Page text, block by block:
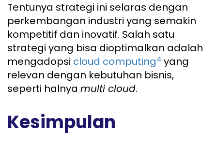
Tentunya strategi ini selaras dengan
perkembangan industri yang semakin
kompetitif dan inovatif. Salah satu
strategi yang bisa dioptimalkan adalah
mengadopsi cloud computing4 yang
relevan dengan kebutuhan bisnis,
seperti halnya multi cloud.
Kesimpulan